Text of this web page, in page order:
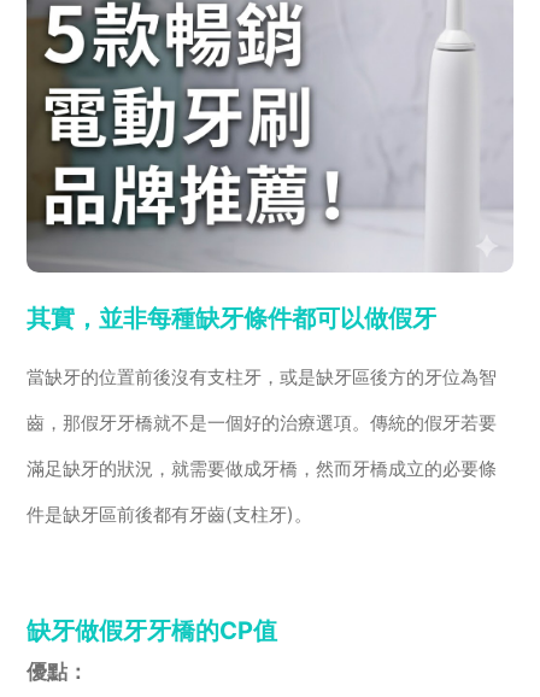
其實，並非每種缺牙條件都可以做假牙
當缺牙的位置前後沒有支柱牙，或是缺牙區後方的牙位為智
齒，那假牙牙橋就不是一個好的治療選項。傳統的假牙若要
滿足缺牙的狀況，就需要做成牙橋，然而牙橋成立的必要條
件是缺牙區前後都有牙齒(支柱牙)。
缺牙做假牙牙橋的CP值
優點：